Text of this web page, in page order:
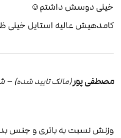
خیلی دوسش داشتم☺️
کامدهیش عالیه استایل خیلی
مصطفی پور(مالک تایید شده) –
وزنش نسبت به باتری و جنس